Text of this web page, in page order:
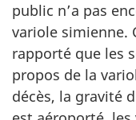
public n’a pas
variole simienne.
rapporté que les
propos de la
décès, la gravité